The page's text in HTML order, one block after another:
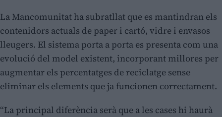
La Mancomunitat ha subratllat que es mantindran els
contenidors actuals de paper i cartó, vidre i envasos
lleugers. El sistema porta a porta es presenta com una
evolució del model existent, incorporant millores per
augmentar els percentatges de reciclatge sense
eliminar els elements que ja funcionen correctament.
“La principal diferència serà que a les cases hi haurà